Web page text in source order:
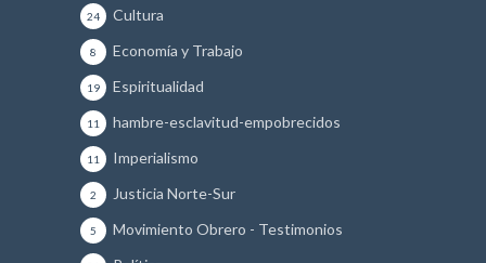
Cultura
24
Economía y Trabajo
8
Espiritualidad
19
hambre-esclavitud-empobrecidos
11
Imperialismo
11
Justicia Norte-Sur
2
Movimiento Obrero - Testimonios
5